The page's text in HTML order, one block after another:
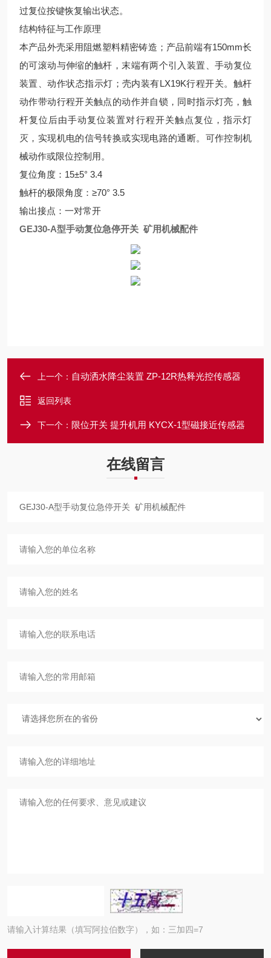
过复位按键恢复输出状态。
结构特征与工作原理
本产品外壳采用阻燃塑料精密铸造；产品前端有150mm长
的可滚动与伸缩的触杆，末端有两个引入装置、手动复位
装置、动作状态指示灯；壳内装有LX19K行程开关。触杆
动作带动行程开关触点的动作并自锁，同时指示灯亮，触
杆复位后由手动复位装置对行程开关触点复位，指示灯
灭，实现机电的信号转换或实现电路的通断。可作控制机
械动作或限位控制用。
复位角度：15±5° 3.4
触杆的极限角度：≥70° 3.5
输出接点：一对常开
GEJ30-A型手动复位急停开关 矿用机械配件
上一个： 自动洒水降尘装置 ZP-12R热释光控传感器
返回列表
下一个： 限位开关 提升机用 KYCX-1型磁接近传感器
在线留言
请输入计算结果（填写阿拉伯数字），如：三加四=7